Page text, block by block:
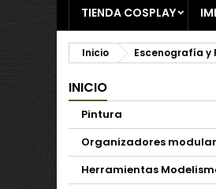
TIENDA COSPLAY
Inicio Escenografía y
INICIO
Pintura
Organizadores
Herramientas